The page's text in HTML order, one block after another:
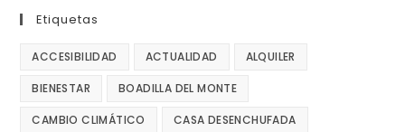
Etiquetas
ACCESIBILIDAD ACTUALIDAD ALQUILER
BIENESTAR BOADILLA DEL MONTE
CAMBIO CLIMÁTICO CASA DESENCHUFADA